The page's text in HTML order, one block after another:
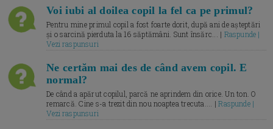
Voi iubi al doilea copil la fel ca pe primul?
Pentru mine primul copil a fost foarte dorit, după ani de așteptări
și o sarcină pierduta la 16 săptămâni. Sunt însărc... | Raspunde |
Vezi raspunsuri
Ne certăm mai des de când avem copil. E
normal?
De când a apărut copilul, parcă ne aprindem din orice. Un ton. O
remarcă. Cine s-a trezit din nou noaptea trecuta.... |Raspunde |
Vezi raspunsuri